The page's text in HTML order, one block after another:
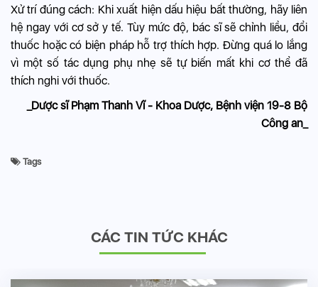
Xử trí đúng cách: Khi xuất hiện dấu hiệu bất thường, hãy liên
hệ ngay với cơ sở y tế. Tùy mức độ, bác sĩ sẽ chỉnh liều, đổi
thuốc hoặc có biện pháp hỗ trợ thích hợp. Đừng quá lo lắng
vì một số tác dụng phụ nhẹ sẽ tự biến mất khi cơ thể đã
thích nghi với thuốc.
_Dược sĩ Phạm Thanh Vĩ - Khoa Dược, Bệnh viện 19-8 Bộ
Công an_
Tags
CÁC TIN TỨC KHÁC